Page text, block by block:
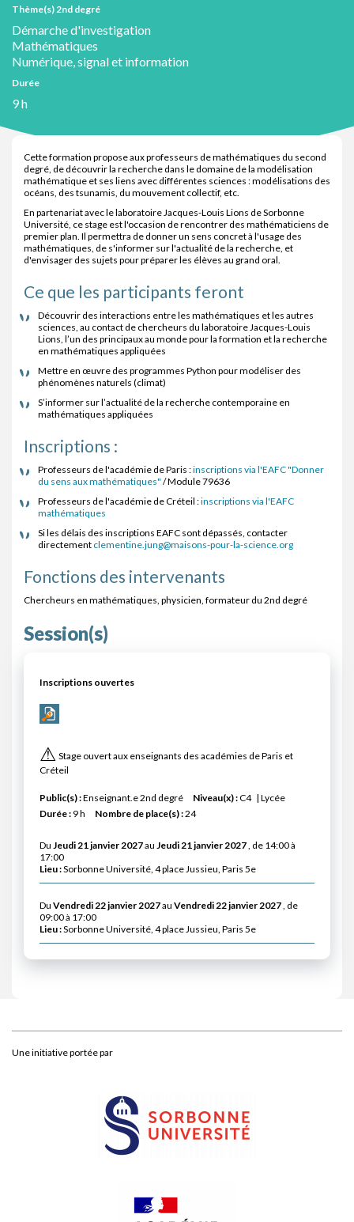
Thème(s) 2nd degré
Démarche d'investigation
Mathématiques
Numérique, signal et information
Durée
9 h
Cette formation propose aux professeurs de mathématiques du second
degré, de découvrir la recherche dans le domaine de la modélisation
mathématique et ses liens avec différentes sciences : modélisations des
océans, des tsunamis, du mouvement collectif, etc.
En partenariat avec le laboratoire Jacques-Louis Lions de Sorbonne
Université, ce stage est l'occasion de rencontrer des mathématiciens de
premier plan. Il permettra de donner un sens concret à l'usage des
mathématiques, de s'informer sur l'actualité de la recherche, et
d'envisager des sujets pour préparer les élèves au grand oral.
Ce que les participants feront
Découvrir des interactions entre les mathématiques et les autres
sciences, au contact de chercheurs du laboratoire Jacques-Louis
Lions, l’un des principaux au monde pour la formation et la recherche
en mathématiques appliquées
Mettre en œuvre des programmes Python pour modéliser des
phénomènes naturels (climat)
S’informer sur l’actualité de la recherche contemporaine en
mathématiques appliquées
Inscriptions :
Professeurs de l'académie de Paris :inscriptions via l'EAFC "Donner
du sens aux mathématiques" / Module 79636
Professeurs de l'académie de Créteil :inscriptions via l'EAFC
mathématiques
Si les délais des inscriptions EAFC sont dépassés, contacter
directement clementine.jung@maisons-pour-la-science.org
Fonctions des intervenants
Chercheurs en mathématiques, physicien, formateur du 2nd degré
Session(s)
Inscriptions ouvertes
⚠ Stage ouvert aux enseignants des académies de Paris et
Créteil
Public(s) :Enseignant.e 2nd degré Niveau(x) :C4
Lycée
Durée : 9 h Nombre de place(s) :24
Du Jeudi 21 janvier 2027au Jeudi 21 janvier 2027, de 14:00 à
17:00
Lieu :Sorbonne Université, 4 place Jussieu, Paris 5e
Du Vendredi 22 janvier 2027au Vendredi 22 janvier 2027, de
09:00 à 17:00
Lieu :Sorbonne Université, 4 place Jussieu, Paris 5e
Une initiative portée par